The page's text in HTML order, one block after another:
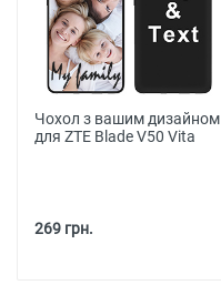
Чохол з вашим дизайном
для ZTE Blade V50 Vita
269 грн.